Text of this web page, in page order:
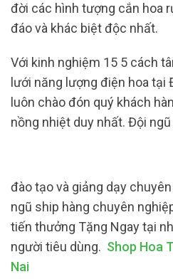
đời các hình tượng cắn hoa
đáo và khác biệt độc nhất.
Với kinh nghiệm 15 5 cách
lưới năng lượng điện hoa tại
luôn chào đón quý khách
nồng nhiệt duy nhất. Đội
đào tạo và giảng dạy
ngũ ship hàng chuyên
tiến thưởng Tặng Ngay tại
người tiêu dùng. Shop Hoa
Nai